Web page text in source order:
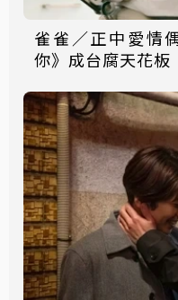
雀雀／正中愛情
你》成台腐天花板